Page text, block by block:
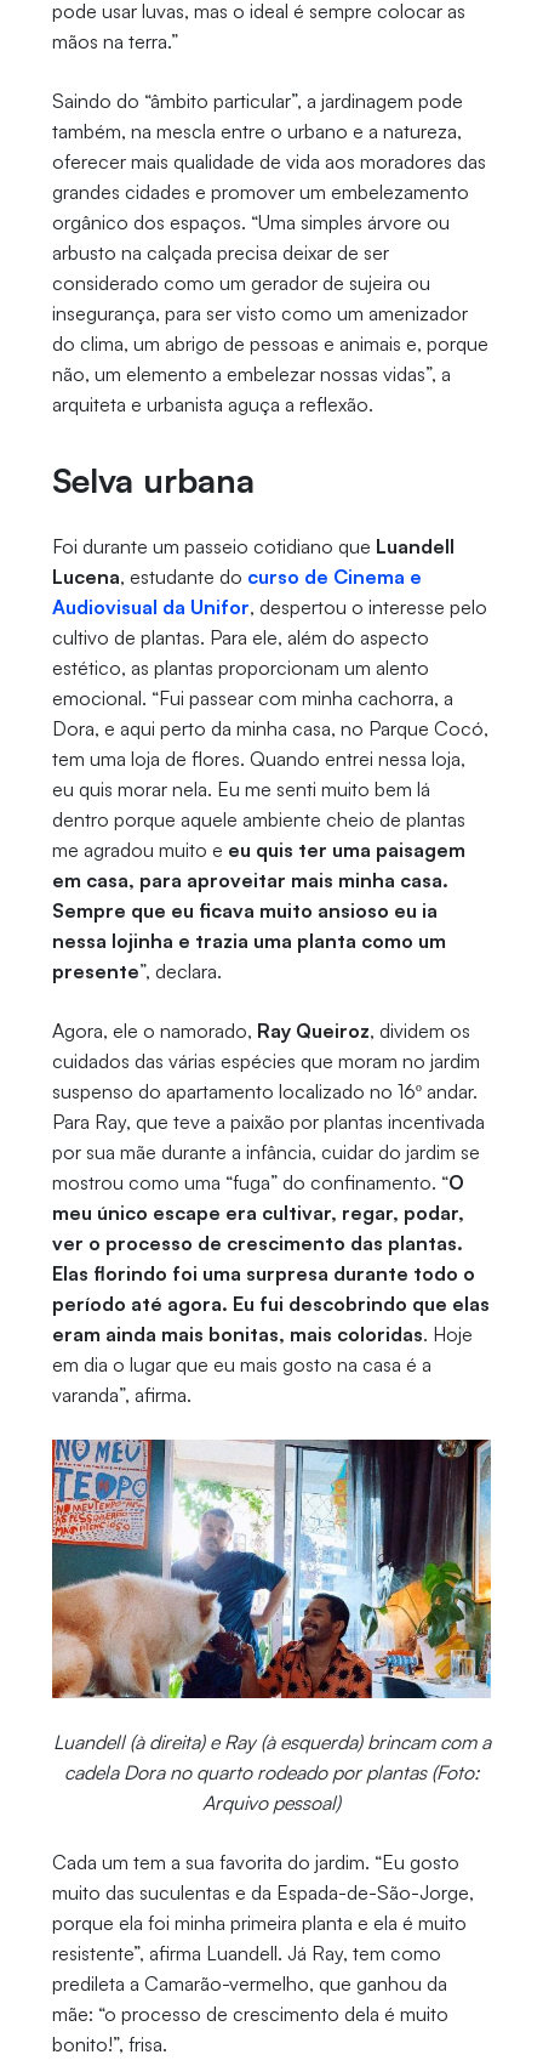
pode usar luvas, mas o ideal é sempre colocar as
mãos na terra.”
Saindo do “âmbito particular”, a jardinagem pode
também, na mescla entre o urbano e a natureza,
oferecer mais qualidade de vida aos moradores das
grandes cidades e promover um embelezamento
orgânico dos espaços. “Uma simples árvore ou
arbusto na calçada precisa deixar de ser
considerado como um gerador de sujeira ou
insegurança, para ser visto como um amenizador
do clima, um abrigo de pessoas e animais e, porque
não, um elemento a embelezar nossas vidas”, a
arquiteta e urbanista aguça a reflexão.
Selva urbana
Foi durante um passeio cotidiano que Luandell
Lucena, estudante do curso de Cinema e
Audiovisual da Unifor, despertou o interesse pelo
cultivo de plantas. Para ele, além do aspecto
estético, as plantas proporcionam um alento
emocional. “Fui passear com minha cachorra, a
Dora, e aqui perto da minha casa, no Parque Cocó,
tem uma loja de flores. Quando entrei nessa loja,
eu quis morar nela. Eu me senti muito bem lá
dentro porque aquele ambiente cheio de plantas
me agradou muito e eu quis ter uma paisagem
em casa, para aproveitar mais minha casa.
Sempre que eu ficava muito ansioso eu ia
nessa lojinha e trazia uma planta como um
presente”, declara.
Agora, ele o namorado, Ray Queiroz, dividem os
cuidados das várias espécies que moram no jardim
suspenso do apartamento localizado no 16º andar.
Para Ray, que teve a paixão por plantas incentivada
por sua mãe durante a infância, cuidar do jardim se
mostrou como uma “fuga” do confinamento. “O
meu único escape era cultivar, regar, podar,
ver o processo de crescimento das plantas.
Elas florindo foi uma surpresa durante todo o
período até agora. Eu fui descobrindo que elas
eram ainda mais bonitas, mais coloridas. Hoje
em dia o lugar que eu mais gosto na casa é a
varanda”, afirma.
Luandell (à direita) e Ray (à esquerda) brincam com a
cadela Dora no quarto rodeado por plantas (Foto:
Arquivo pessoal)
Cada um tem a sua favorita do jardim. “Eu gosto
muito das suculentas e da Espada-de-São-Jorge,
porque ela foi minha primeira planta e ela é muito
resistente”, afirma Luandell. Já Ray, tem como
predileta a Camarão-vermelho, que ganhou da
mãe: “o processo de crescimento dela é muito
bonito!”, frisa.